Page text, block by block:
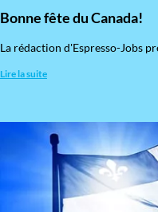
Bonne fête du Canada!
La rédaction d'Espresso-Jobs
Lire la suite